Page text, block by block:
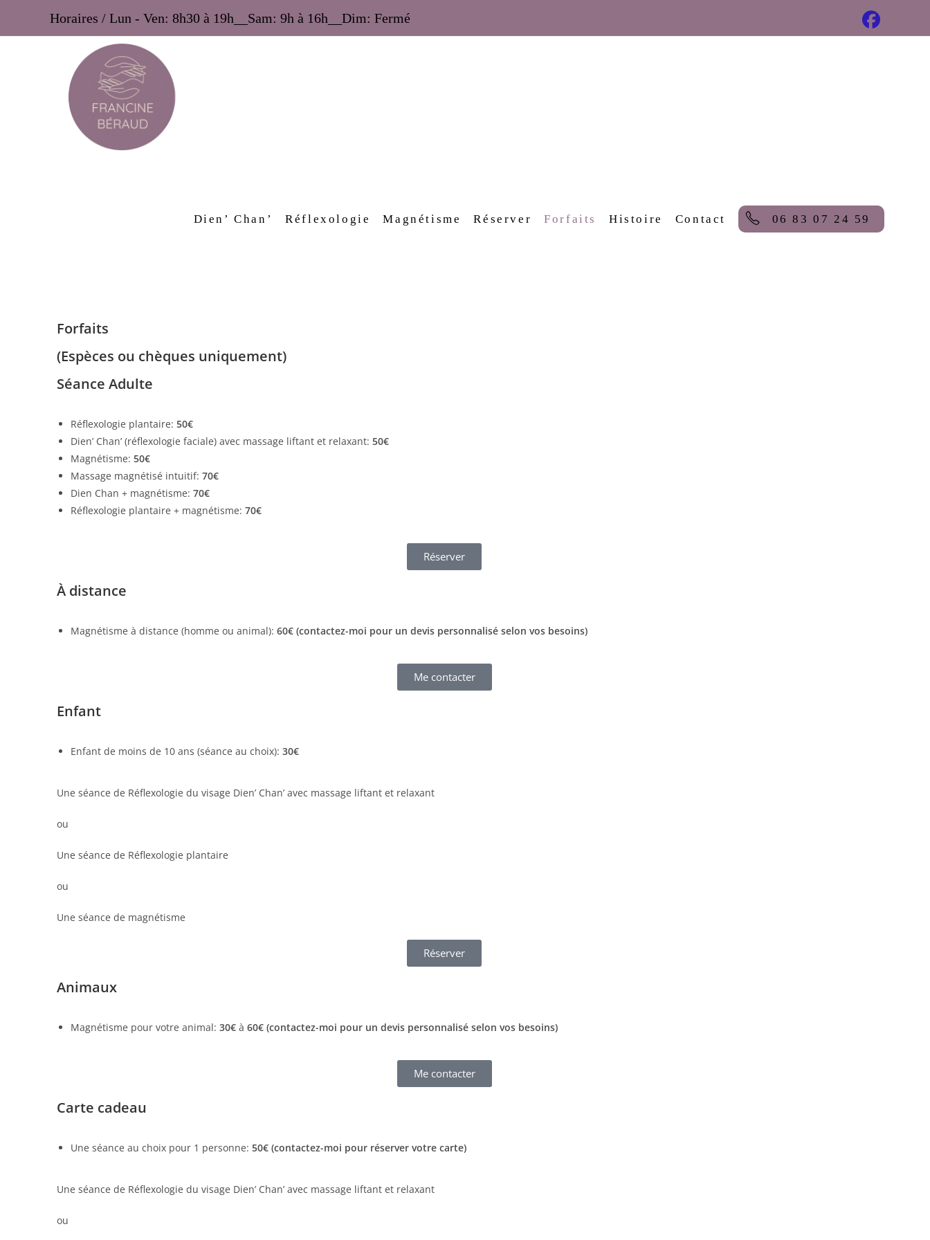
Horaires / Lun - Ven: 8h30 à 19h__Sam: 9h à 16h__Dim: Fermé
Dien’ Chan’ Réflexologie Magnétisme Réserver Forfaits Histoire Contact 06 83 07 24 59
Forfaits
(Espèces ou chèques uniquement)
Séance Adulte
Réflexologie plantaire: 50€
Dien’ Chan’ (réflexologie faciale) avec massage liftant et relaxant: 50€
Magnétisme: 50€
Massage magnétisé intuitif: 70€
Dien Chan + magnétisme: 70€
Réflexologie plantaire + magnétisme: 70€
Réserver
À distance
Magnétisme à distance (homme ou animal): 60€ (contactez-moi pour un devis personnalisé selon vos besoins)
Me contacter
Enfant
Enfant de moins de 10 ans (séance au choix): 30€
Une séance de Réflexologie du visage Dien’ Chan’ avec massage liftant et relaxant
ou
Une séance de Réflexologie plantaire
ou
Une séance de magnétisme
Réserver
Animaux
Magnétisme pour votre animal: 30€ à 60€ (contactez-moi pour un devis personnalisé selon vos besoins)
Me contacter
Carte cadeau
Une séance au choix pour 1 personne: 50€ (contactez-moi pour réserver votre carte)
Une séance de Réflexologie du visage Dien’ Chan’ avec massage liftant et relaxant
ou